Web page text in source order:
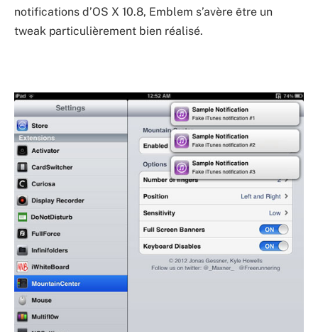
notifications d’OS X 10.8, Emblem s’avère être un
tweak particulièrement bien réalisé.